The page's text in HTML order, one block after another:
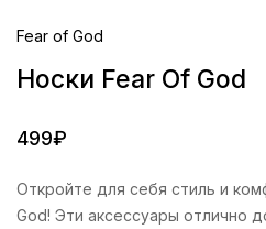
Fear of God
Носки Fear Of God
499₽
Откройте для себя стиль и
God! Эти аксессуары отлично